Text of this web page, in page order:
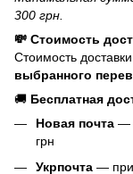
300 грн.
💸 Стоимость
Стоимость
выбранного
🚚 Бесплатная
Новая почта —
грн
Укрпочта — при